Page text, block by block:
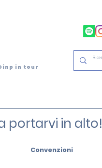
in tour
portarvi in alto!
Convenzioni